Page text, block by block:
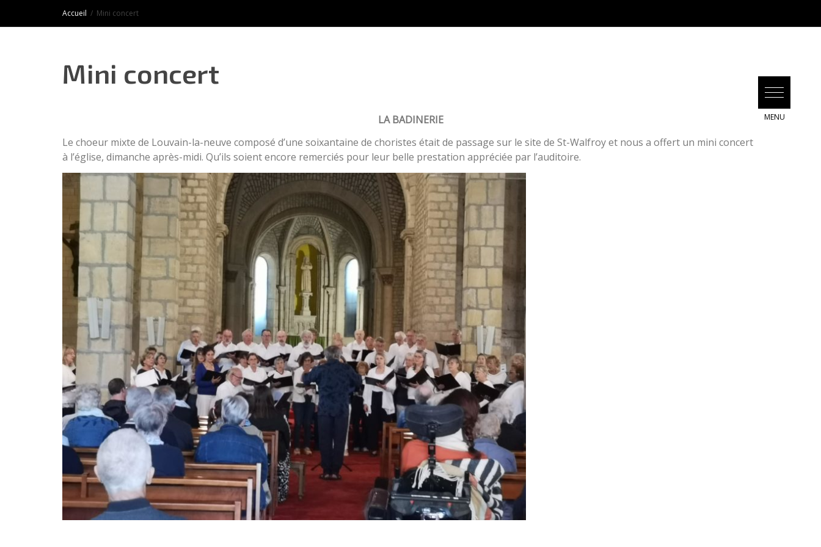
Accueil Mini concert
Mini concert
LA BADINERIE
Le choeur mixte de Louvain-la-neuve composé d’une soixantaine de choristes était de passage sur le site de St-Walfroy et nous a offert un mini concert
à l’église, dimanche après-midi. Qu’ils soient encore remerciés pour leur belle prestation appréciée par l’auditoire.